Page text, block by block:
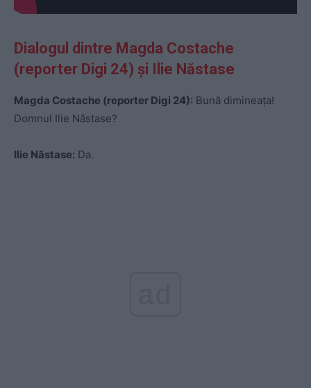
Dialogul dintre Magda Costache
(reporter Digi 24) și Ilie Năstase
Magda Costache (reporter Digi 24): Bună dimineața!
Domnul Ilie Năstase?
Ilie Năstase: Da.